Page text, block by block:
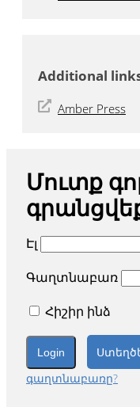
Additional
Amber Press
Մուտք
Էլ
Գաղտնաբառ
Հիշիր ինձ
գաղտնաբառը?